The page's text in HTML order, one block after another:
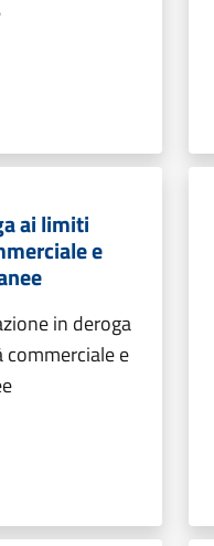
ai limiti
e
in deroga
e